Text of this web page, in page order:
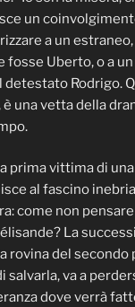
un
a un
fosse Uberto, o a
detestato Rodrigo.
è una vetta della
prima vittima di
al fascino
come non
La
rovina del
salvarla, va a
dove verrà